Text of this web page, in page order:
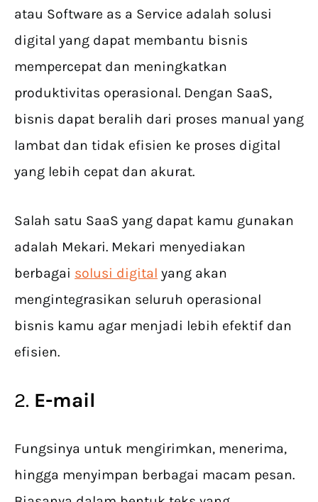
atau Software as a Service adalah solusi
digital yang dapat membantu bisnis
mempercepat dan meningkatkan
produktivitas operasional. Dengan SaaS,
bisnis dapat beralih dari proses manual yang
lambat dan tidak efisien ke proses digital
yang lebih cepat dan akurat.
Salah satu SaaS yang dapat kamu gunakan
adalah Mekari. Mekari menyediakan
berbagai solusi digital yang akan
mengintegrasikan seluruh operasional
bisnis kamu agar menjadi lebih efektif dan
efisien.
2. E-mail
Fungsinya untuk mengirimkan, menerima,
hingga menyimpan berbagai macam pesan.